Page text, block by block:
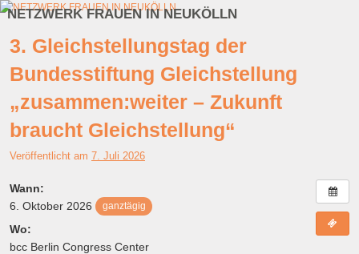
NETZWERK FRAUEN IN NEUKÖLLN
Zum Inhalt wechseln
Zum sekundären Inhalt wechseln
3. Gleichstellungstag der
Bundesstiftung Gleichstellung
„zusammen:weiter – Zukunft
braucht Gleichstellung“
Veröffentlicht am 7. Juli 2026
Wann:
6. Oktober 2026
ganztägig
Wo:
bcc Berlin Congress Center